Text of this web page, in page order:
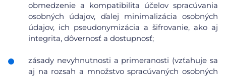
obmedzenie a kompatibilita účelov spracúvania
osobných údajov, ďalej minimalizácia osobných
údajov, ich pseudonymizácia a šifrovanie, ako aj
integrita, dôvernosť a dostupnosť;
zásady nevyhnutnosti a primeranosti (vzťahuje sa
aj na rozsah a množstvo spracúvaných osobných